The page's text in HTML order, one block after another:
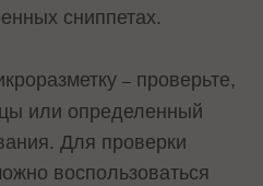
сниппетах.
– проверьте,
или определенный
Для проверки
воспользоваться